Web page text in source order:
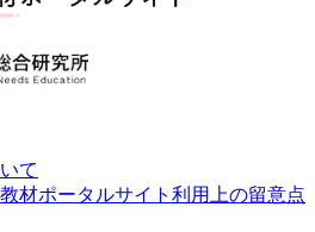
て
材ポータルサイト利用上の留意点